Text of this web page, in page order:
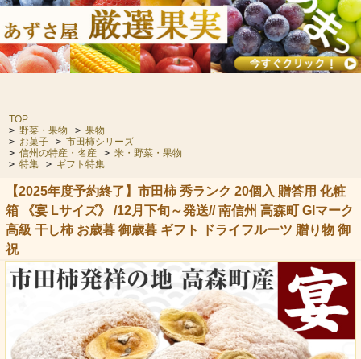
TOP
> 野菜・果物 > 果物
> お菓子 > 市田柿シリーズ
> 信州の特産・名産 > 米・野菜・果物
> 特集 > ギフト特集
【2025年度予約終了】市田柿 秀ランク 20個入 贈答用 化粧
箱 《宴 Lサイズ》 /12月下旬～発送// 南信州 高森町 GIマーク
高級 干し柿 お歳暮 御歳暮 ギフト ドライフルーツ 贈り物 御
祝